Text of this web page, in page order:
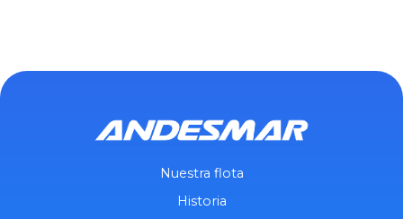
Nuestra flota
Historia